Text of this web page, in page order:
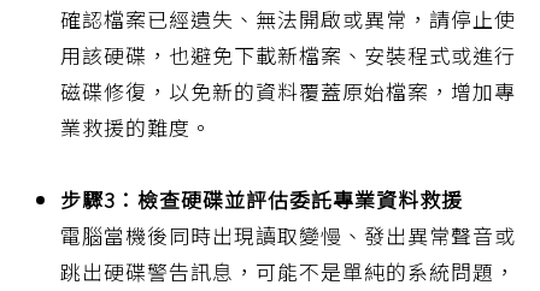
確認檔案已經遺失、無法開啟或異常，請停止使
用該硬碟，也避免下載新檔案、安裝程式或進行
磁碟修復，以免新的資料覆蓋原始檔案，增加專
業救援的難度。
步驟3：檢查硬碟並評估委託專業資料救援
電腦當機後同時出現讀取變慢、發出異常聲音或
跳出硬碟警告訊息，可能不是單純的系統問題，